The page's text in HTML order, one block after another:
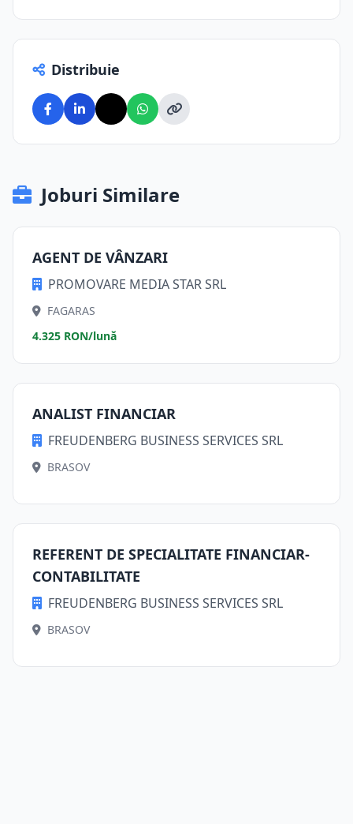
Distribuie
Joburi Similare
AGENT DE VÂNZARI
PROMOVARE MEDIA STAR SRL
FAGARAS
4.325 RON/lună
ANALIST FINANCIAR
FREUDENBERG BUSINESS SERVICES SRL
BRASOV
REFERENT DE SPECIALITATE FINANCIAR-
CONTABILITATE
FREUDENBERG BUSINESS SERVICES SRL
BRASOV